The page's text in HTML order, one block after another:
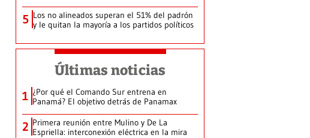
5 Los no alineados superan el 51% del padrón
y le quitan la mayoría a los partidos políticos
Últimas noticias
1 ¿Por qué el Comando Sur entrena en
Panamá? El objetivo detrás de Panamax
2 Primera reunión entre Mulino y De La
Espriella: interconexión eléctrica en la mira